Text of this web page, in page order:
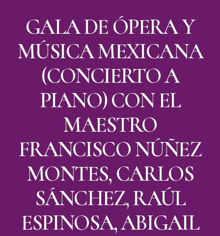
GALA DE ÓPERA Y
MÚSICA MEXICANA
(CONCIERTO A
PIANO) CON EL
MAESTRO
FRANCISCO NÚÑEZ
MONTES, CARLOS
SÁNCHEZ, RAÚL
ESPINOSA, ABIGAIL